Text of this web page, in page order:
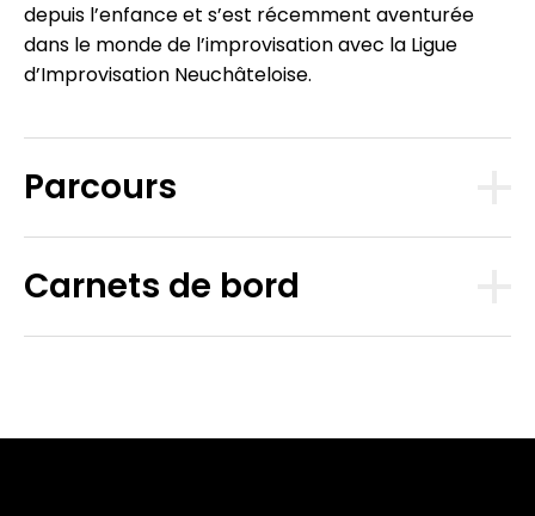
depuis l’enfance et s’est récemment aventurée
dans le monde de l’improvisation avec la Ligue
d’Improvisation Neuchâteloise.
Parcours
Carnets de bord